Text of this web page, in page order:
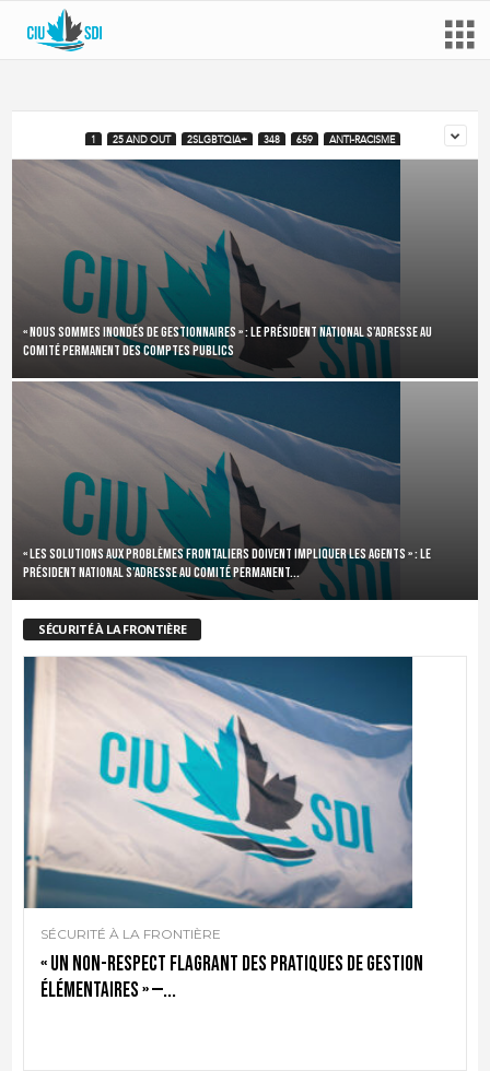
1 25 AND OUT 2SLGBTQIA+ 348 659 ANTI-RACISME
« Nous sommes inondés de gestionnaires » : le président national s’adresse au
Comité permanent des comptes publics
« Les solutions aux problèmes frontaliers doivent impliquer les agents » : le
président national s’adresse au Comité permanent...
SÉCURITÉ À LA FRONTIÈRE
SÉCURITÉ À LA FRONTIÈRE
« Un non-respect flagrant des pratiques de gestion
élémentaires » —...